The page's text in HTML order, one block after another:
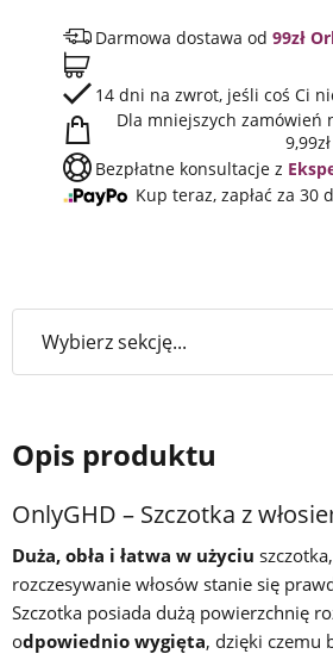
Darmowa dostawa od 99zł
14 dni na zwrot, jeśli coś Ci
Dla mniejszych zamówień
9,99zł
Bezpłatne konsultacje z
Kup teraz, zapłać za 30
Opis produktu
OnlyGHD – Szczotka z
Duża, obła i łatwa w użyciu
rozczesywanie włosów stanie się
Szczotka posiada dużą powierzchnię
odpowiednio wygięta, dzięki czemu